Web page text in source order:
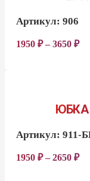
Артикул:906
1950₽–3650₽
ЮБКА
Артикул:911-
1950₽–2650₽